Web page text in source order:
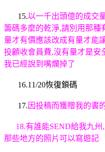
15.以一千出頭億的成交
籌碼多麼的乾淨,請別用那種
量才有價應該改成有量才能
投顧收會員費,沒有量才是安
我已經說到嘴爛掉了
16.11/20恢復鎖碼
17. 因投稿而獲贈我的書
18.有誰能SEND給我九州,
那些地方的照片可以寫遊記